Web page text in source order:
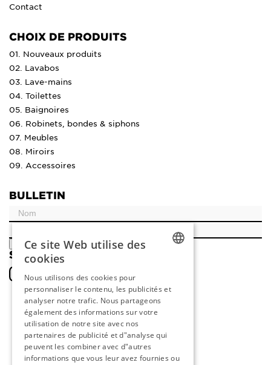
Contact
CHOIX DE PRODUITS
01. Nouveaux produits
02. Lavabos
03. Lave-mains
04. Toilettes
05. Baignoires
06. Robinets, bondes & siphons
07. Meubles
08. Miroirs
09. Accessoires
BULLETIN
ENREGISTRER
SOCIAL
ENGLISH
FRENCH
GERMAN
Ce site Web utilise des
cookies
Nous utilisons des cookies pour
personnaliser le contenu, les publicités et
analyser notre trafic. Nous partageons
également des informations sur votre
utilisation de notre site avec nos
partenaires de publicité et d"analyse qui
peuvent les combiner avec d"autres
informations que vous leur avez fournies ou